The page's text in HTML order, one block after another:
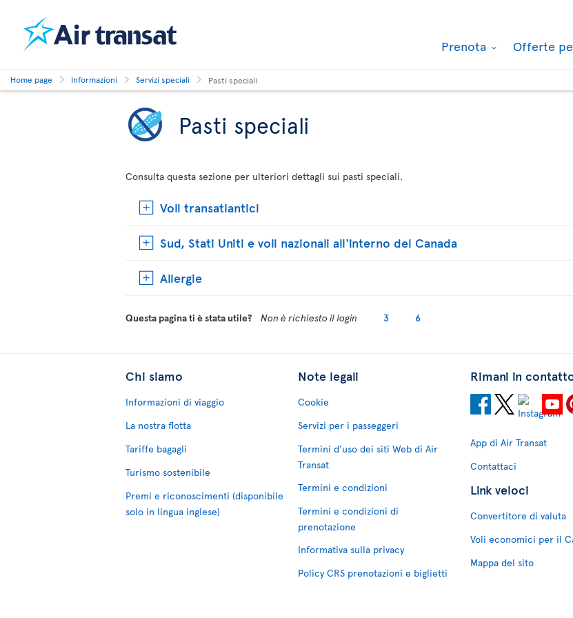
Prenota Offerte
Home page Informazioni Servizi speciali Pasti speciali
Pasti speciali
Consulta questa sezione per ulteriori dettagli sui pasti speciali.
Voli transatlantici
Sud, Stati Uniti e voli nazionali all'interno del Canada
Allergie
Questa pagina ti è stata utile? Non è richiesto il login 3 6
Chi siamo
Informazioni di viaggio
La nostra flotta
Tariffe bagagli
Turismo sostenibile
Premi e riconoscimenti (disponibile
solo in lingua inglese)
Note legali
Cookie
Servizi per i passeggeri
Termini d'uso dei siti Web di Air
Transat
Termini e condizioni
Termini e condizioni di
prenotazione
Informativa sulla privacy
Policy CRS prenotazioni e biglietti
Rimani in
App di Air Transat
Contattaci
Link veloci
Convertitore di valuta
Voli economici per il
Mappa del sito